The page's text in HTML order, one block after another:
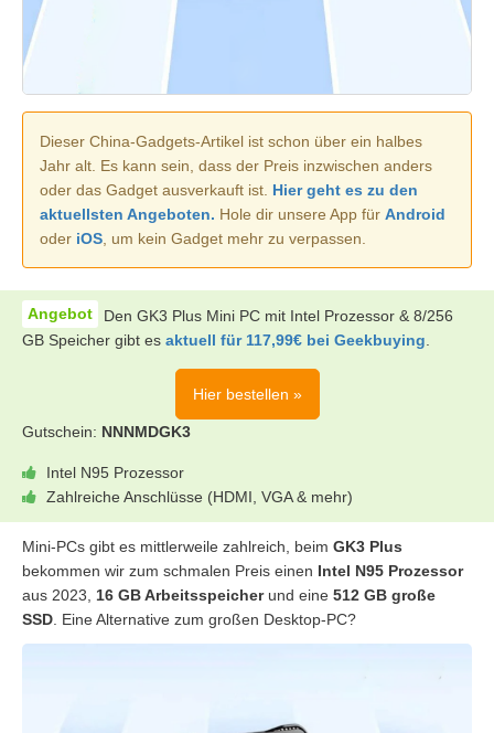
Dieser China-Gadgets-Artikel ist schon über ein halbes
Jahr alt. Es kann sein, dass der Preis inzwischen anders
oder das Gadget ausverkauft ist. Hier geht es zu den
aktuellsten Angeboten. Hole dir unsere App für Android
oder iOS, um kein Gadget mehr zu verpassen.
Den GK3 Plus Mini PC mit Intel Prozessor & 8/256
GB Speicher gibt es aktuell für 117,99€ bei Geekbuying.
Hier bestellen »
Gutschein: NNNMDGK3
Intel N95 Prozessor
Zahlreiche Anschlüsse (HDMI, VGA & mehr)
Mini-PCs gibt es mittlerweile zahlreich, beim GK3 Plus
bekommen wir zum schmalen Preis einen Intel N95 Prozessor
aus 2023, 16 GB Arbeitsspeicherund eine 512 GB große
SSD. Eine Alternative zum großen Desktop-PC?